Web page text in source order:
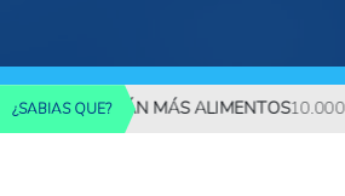
¿SABIAS QUE?
REQUERIRÁN MÁS ALIMENTOS10.000